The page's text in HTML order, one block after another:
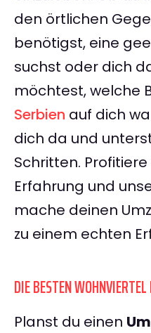
den örtlichen
benötigst, eine
suchst oder dich
möchtest, welche
Serbien auf dich
dich da und
Schritten.
Erfahrung und
mache deinen
zu einem echten
DIE BESTEN
Planst du einen